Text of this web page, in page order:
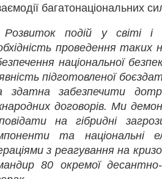
багатонаціональних
подій у світі і
проведення таких
національної
підготовленої
здатна забезпечити
договорів. Ми
на гібридні
та національні
з реагування на
80 окремої